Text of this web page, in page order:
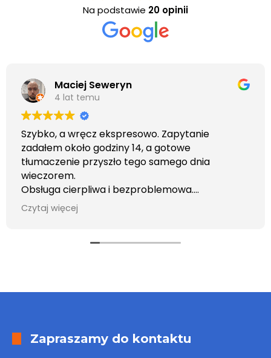
Na podstawie 20 opinii
Maciej Seweryn
4 lat temu
Szybko, a wręcz ekspresowo. Zapytanie
zadałem około godziny 14, a gotowe
tłumaczenie przyszło tego samego dnia
wieczorem.
Obsługa cierpliwa i bezproblemowa.
Otrzymałem wszelkie informacje i porady jaka
usługa będzie dla mnie najlepsza. Faktura także
Czytaj więcej
Zapraszamy do kontaktu